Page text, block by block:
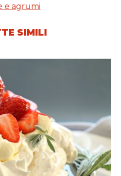
e agrumi
SIMILI